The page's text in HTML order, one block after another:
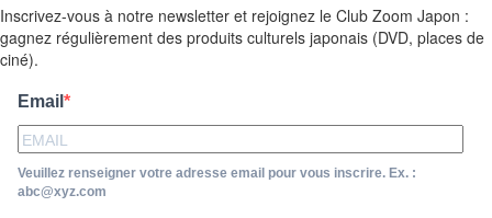
Inscrivez-vous à notre newsletter et rejoignez le Club Zoom Japon :
gagnez régulièrement des produits culturels japonais (DVD, places de
ciné).
Email
Veuillez renseigner votre adresse email pour vous inscrire. Ex. :
abc@xyz.com